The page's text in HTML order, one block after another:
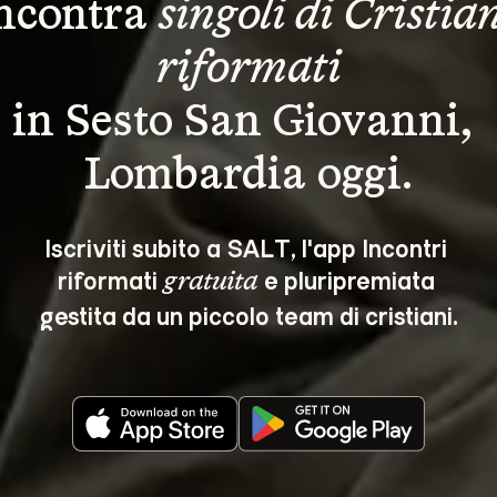
singoli di
riformati
in Sesto San Giovanni,
Lombardia oggi.
Iscriviti subito a SALT, l'app Incontri
riformati gratuita e pluripremiata
gestita da un piccolo team di cristiani.